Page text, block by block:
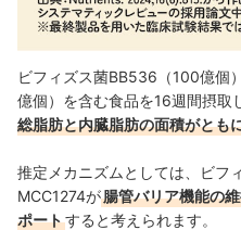
ビフィズス菌BB536（100億個
億個）を含む食品を16週間摂取
総脂肪と内臓脂肪の面積がとも
推定メカニズムとしては、ビフ
MCC1274が腸管バリア機能の
ポートすると考えられます。